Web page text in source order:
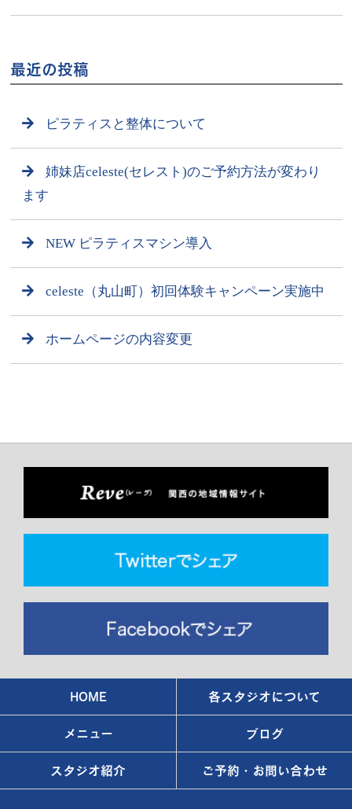
最近の投稿
ピラティスと整体について
姉妹店celeste(セレスト)のご予約方法が変わり
ます
NEW ピラティスマシン導入
celeste（丸山町）初回体験キャンペーン実施中
ホームページの内容変更
HOME 各スタジオについて
メニュー ブログ
スタジオ紹介 ご予約・お問い合わせ